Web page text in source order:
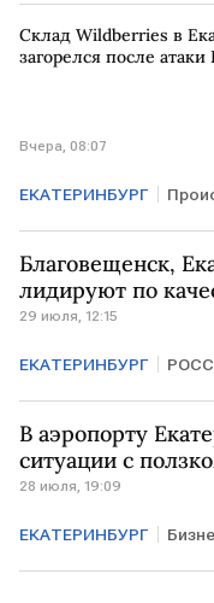
Склад Wildberries в
загорелся после
Вчера, 08:07
ЕКАТЕРИНБУРГ
РОССИЯ
Wildberries пожар
Благовещенск,
лидируют по
29 июля, 12:15
ЕКАТЕРИНБУРГ
Благовещенск
В аэропорту
ситуации с
28 июля, 19:09
ЕКАТЕРИНБУРГ
Уральские авиалинии